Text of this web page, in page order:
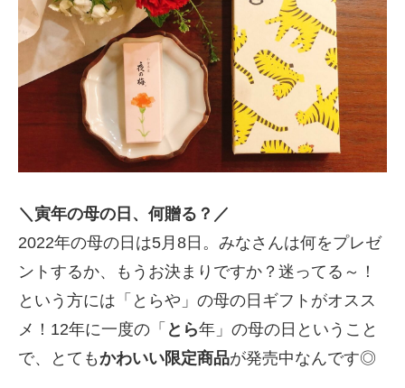
＼寅年の母の日、何贈る？／
2022年の母の日は5月8日。みなさんは何をプレゼ
ントするか、もうお決まりですか？迷ってる～！
という方には「とらや」の母の日ギフトがオスス
メ！12年に一度の「 とら年」の母の日ということ
で、とてもかわいい限定商品が発売中なんです◎